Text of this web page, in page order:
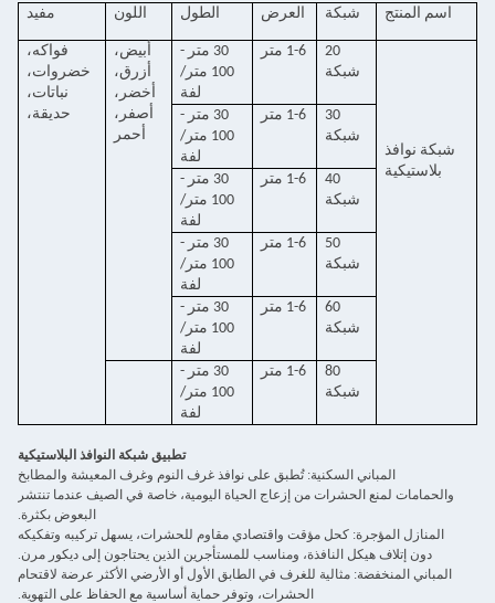
اسم المنتج شبكة العرض الطول اللون مفيد
شبكة نوافذ
بلاستيكية
20
شبكة
1-6 متر
30 متر -
100 متر/
لفة
أبيض،
أزرق،
أخضر،
أصفر،
أحمر
فواكه،
خضروات،
نباتات،
حديقة،
30
شبكة
1-6 متر
30 متر -
100 متر/
لفة
40
شبكة
1-6 متر
30 متر -
100 متر/
لفة
50
شبكة
1-6 متر
30 متر -
100 متر/
لفة
60
شبكة
1-6 متر
30 متر -
100 متر/
لفة
80
شبكة
1-6 متر
30 متر -
100 متر/
لفة
تطبيق شبكة النوافذ البلاستيكية
المباني السكنية: تُطبق على نوافذ غرف النوم وغرف المعيشة والمطابخ
والحمامات لمنع الحشرات من إزعاج الحياة اليومية، خاصة في الصيف عندما تنتشر
البعوض بكثرة.
المنازل المؤجرة: كحل مؤقت واقتصادي مقاوم للحشرات، يسهل تركيبه وتفكيكه
دون إتلاف هيكل النافذة، ومناسب للمستأجرين الذين يحتاجون إلى ديكور مرن.
المباني المنخفضة: مثالية للغرف في الطابق الأول أو الأرضي الأكثر عرضة لاقتحام
الحشرات، وتوفر حماية أساسية مع الحفاظ على التهوية.